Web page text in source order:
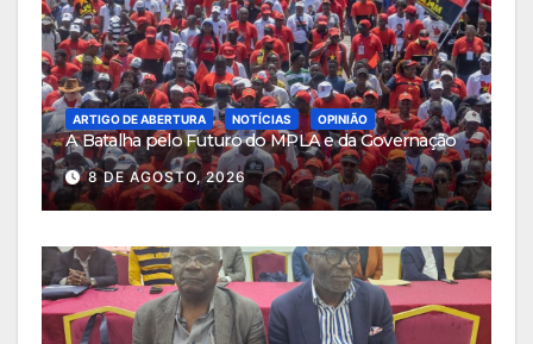
ARTIGO DE ABERTURA NOTÍCIAS OPINIÃO
A Batalha pelo Futuro do MPLA e da Governação
8 DE AGOSTO, 2026